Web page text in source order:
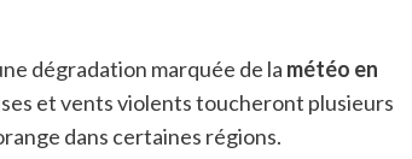
dégradation marquée de la météo en
et vents violents toucheront plusieurs
dans certaines régions.